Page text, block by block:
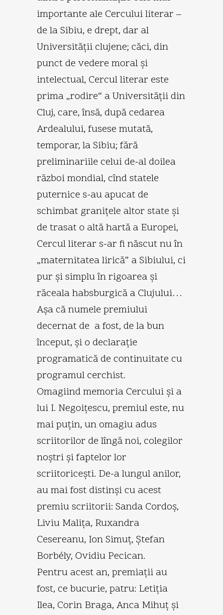
importante ale Cercului literar –
de la Sibiu, e drept, dar al
Universităţii clujene; căci, din
punct de vedere moral şi
intelectual, Cercul literar este
prima „rodire“ a Universităţii din
Cluj, care, însă, după cedarea
Ardealului, fusese mutată,
temporar, la Sibiu; fără
preliminariile celui de-al doilea
război mondial, cînd statele
puternice s-au apucat de
schimbat graniţele altor state şi
de trasat o altă hartă a Europei,
Cercul literar s-ar fi născut nu în
„maternitatea lirică” a Sibiului, ci
pur şi simplu în rigoarea şi
răceala habsburgică a Clujului…
Aşa că numele premiului
decernat de a fost, de la bun
început, şi o declaraţie
programatică de continuitate cu
programul cerchist.
Omagiind memoria Cercului şi a
lui I. Negoiţescu, premiul este, nu
mai puţin, un omagiu adus
scriitorilor de lîngă noi, colegilor
noştri şi faptelor lor
scriitoriceşti. De-a lungul anilor,
au mai fost distinşi cu acest
premiu scriitorii: Sanda Cordoş,
Liviu Maliţa, Ruxandra
Cesereanu, Ion Simuţ, Ştefan
Borbély, Ovidiu Pecican.
Pentru acest an, premiaţii au
fost, ce bucurie, patru: Letiţia
Ilea, Corin Braga, Anca Mihuţ şi